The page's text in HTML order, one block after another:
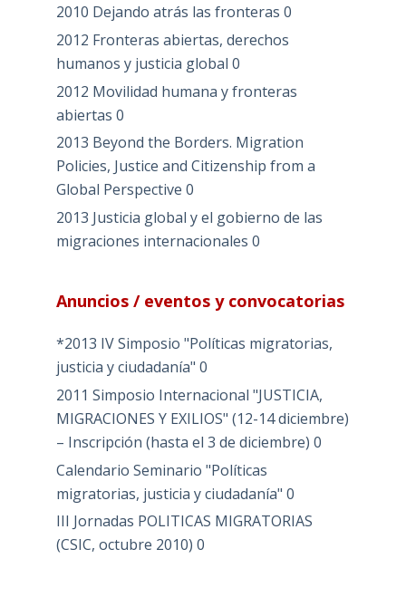
2010 Dejando atrás las fronteras 0
2012 Fronteras abiertas, derechos
humanos y justicia global 0
2012 Movilidad humana y fronteras
abiertas 0
2013 Beyond the Borders. Migration
Policies, Justice and Citizenship from a
Global Perspective 0
2013 Justicia global y el gobierno de las
migraciones internacionales 0
Anuncios / eventos y convocatorias
*2013 IV Simposio "Políticas migratorias,
justicia y ciudadanía" 0
2011 Simposio Internacional "JUSTICIA,
MIGRACIONES Y EXILIOS" (12-14 diciembre)
– Inscripción (hasta el 3 de diciembre) 0
Calendario Seminario "Políticas
migratorias, justicia y ciudadanía" 0
III Jornadas POLITICAS MIGRATORIAS
(CSIC, octubre 2010) 0